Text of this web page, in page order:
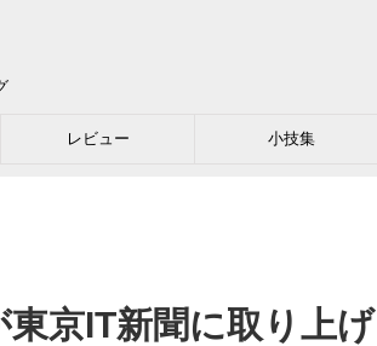
レビュー 小技集
京IT新聞に取り上